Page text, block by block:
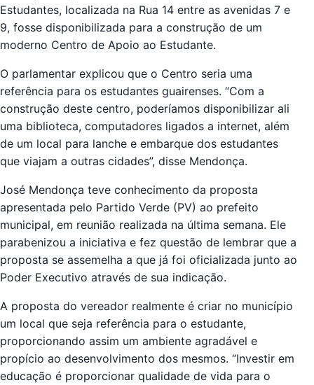
Estudantes, localizada na Rua 14 entre as avenidas 7 e
9, fosse disponibilizada para a construção de um
moderno Centro de Apoio ao Estudante.
O parlamentar explicou que o Centro seria uma
referência para os estudantes guairenses. “Com a
construção deste centro, poderíamos disponibilizar ali
uma biblioteca, computadores ligados a internet, além
de um local para lanche e embarque dos estudantes
que viajam a outras cidades”, disse Mendonça.
José Mendonça teve conhecimento da proposta
apresentada pelo Partido Verde (PV) ao prefeito
municipal, em reunião realizada na última semana. Ele
parabenizou a iniciativa e fez questão de lembrar que a
proposta se assemelha a que já foi oficializada junto ao
Poder Executivo através de sua indicação.
A proposta do vereador realmente é criar no município
um local que seja referência para o estudante,
proporcionando assim um ambiente agradável e
propício ao desenvolvimento dos mesmos. “Investir em
educação é proporcionar qualidade de vida para o